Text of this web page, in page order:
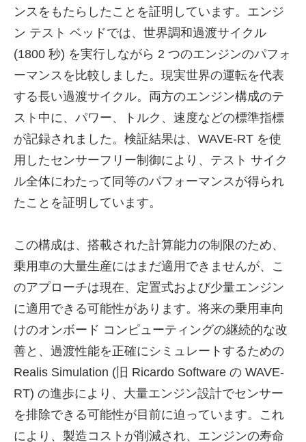
ンスをもたらしたことを証明しています。エンジ
ン テスト ベッドでは、世界調和過渡サイクル
(1800 秒) を実行しながら 2 つのエンジンのパフォ
ーマンスを比較しました。現実世界の運転を代表
する長い過渡サイクル。両方のエンジン構成のテ
スト中に、パワー、トルク、速度などの標準指標
が記録されました。検証結果は、WAVE-RT を使
用したセンサーフリー制御により、テスト サイク
ル全体にわたって同等のパフォーマンスが得られ
たことを証明しています。
この構成は、搭載された計算能力の制限のため、
乗用車の大量生産にはまだ適用できませんが、こ
のアプローチは現在、定置式および少量エンジン
に適用できる可能性があります。将来の乗用車向
けのオンボード コンピューティングの継続的な改
善と、過渡性能を正確にシミュレートするための
Realis Simulation (旧 Ricardo Software の WAVE-
RT) の進歩により、大量エンジン設計でセンサー
を排除できる可能性が目前に迫っています。これ
により、製造コストが削減され、エンジンの寿命